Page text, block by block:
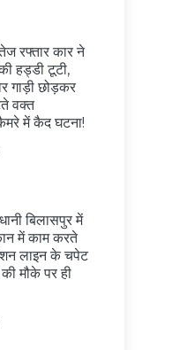
रफ्तार कार ने
हड्डी टूटी,
गाड़ी छोड़कर
वक्त
में कैद घटना!
बिलासपुर में
में काम करते
लाइन के चपेट
मौके पर ही